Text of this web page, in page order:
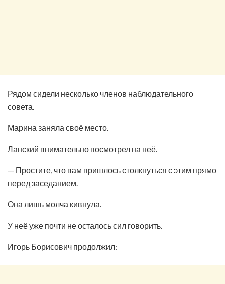
Рядом сидели несколько членов наблюдательного
совета.
Марина заняла своё место.
Ланский внимательно посмотрел на неё.
— Простите, что вам пришлось столкнуться с этим прямо
перед заседанием.
Она лишь молча кивнула.
У неё уже почти не осталось сил говорить.
Игорь Борисович продолжил: